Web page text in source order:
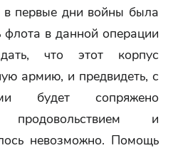
в первые дни войны была
флота в данной операции
что этот корпус
армию, и предвидеть, с
будет сопряжено
и
невозможно. Помощь